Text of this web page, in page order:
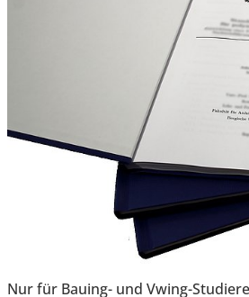
Nur für Bauing- und Vwing-